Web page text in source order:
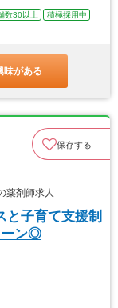
数30以上
積極採用中
味がある
保存する
薬剤師求人
と子育て支援制
ーン◎